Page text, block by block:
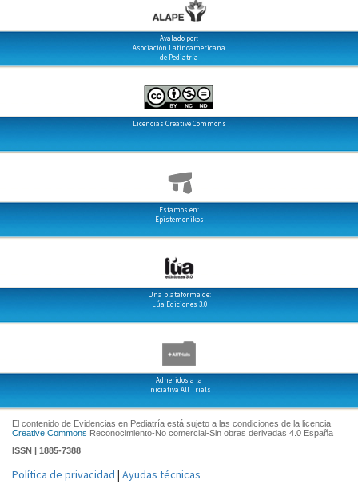
Avalado por:
Asociación Latinoamericana
de Pediatría
Licencias Creative Commons
Estamos en:
Epistemonikos
Una plataforma de:
Lúa Ediciones 3.0
Adheridos a la
iniciativa All Trials
El contenido de Evidencias en Pediatría está sujeto a las condiciones de la licencia
Creative Commons Reconocimiento-No comercial-Sin obras derivadas 4.0 España
ISSN | 1885-7388
Política de privacidad | Ayudas técnicas